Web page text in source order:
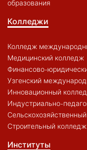
образования
Колледжи
Колледж
Медицинский колледж
Финансово-
Узгенский
Инновационный
Индустриально-
Строительный колледж
Институты